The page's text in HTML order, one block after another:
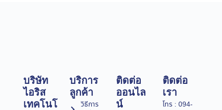
บริษัท
ไอริส
เทคโนโ
บริการ
ลูกค้า
วิธีการ
ติดต่อ
ออนไล
น์
ติดต่อ
เรา
โทร : 094-